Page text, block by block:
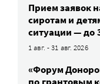
Прием заявок
сиротам и
ситуации — до
1 авг. - 31 авг. 2026
«Форум